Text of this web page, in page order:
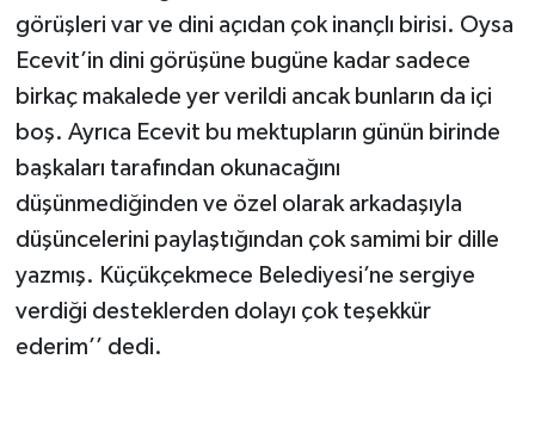
görüşleri var ve dini açıdan çok inançlı birisi. Oysa
Ecevit’in dini görüşüne bugüne kadar sadece
birkaç makalede yer verildi ancak bunların da içi
boş. Ayrıca Ecevit bu mektupların günün birinde
başkaları tarafından okunacağını
düşünmediğinden ve özel olarak arkadaşıyla
düşüncelerini paylaştığından çok samimi bir dille
yazmış. Küçükçekmece Belediyesi’ne sergiye
verdiği desteklerden dolayı çok teşekkür
ederim’’ dedi.